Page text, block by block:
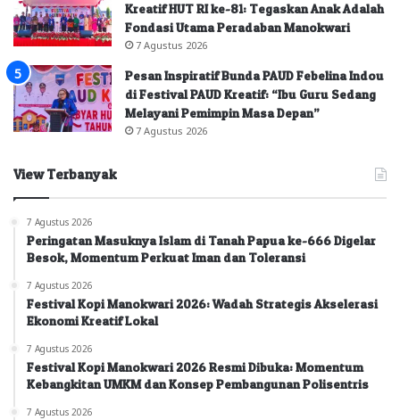
Kreatif HUT RI ke-81: Tegaskan Anak Adalah
Fondasi Utama Peradaban Manokwari
7 Agustus 2026
Pesan Inspiratif Bunda PAUD Febelina Indou
di Festival PAUD Kreatif: “Ibu Guru Sedang
Melayani Pemimpin Masa Depan”
7 Agustus 2026
View Terbanyak
7 Agustus 2026
Peringatan Masuknya Islam di Tanah Papua ke-666 Digelar
Besok, Momentum Perkuat Iman dan Toleransi
7 Agustus 2026
Festival Kopi Manokwari 2026: Wadah Strategis Akselerasi
Ekonomi Kreatif Lokal
7 Agustus 2026
Festival Kopi Manokwari 2026 Resmi Dibuka: Momentum
Kebangkitan UMKM dan Konsep Pembangunan Polisentris
7 Agustus 2026